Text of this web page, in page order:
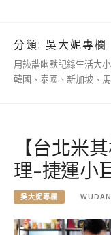
分類: 吳大妮專欄
用詼諧幽默記錄生活大
韓國、泰國、新加坡、
【台北米
理-捷運小
吳大妮專欄